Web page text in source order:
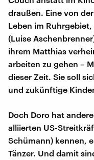
draußen. Eine von
Leben im
(Luise
ihrem Matthias
arbeiten zu gehen –
dieser Zeit. Sie soll
und zukünftige
Doch Doro hat
alliierten US-
Schümann) kennen,
Tänzer. Und damit